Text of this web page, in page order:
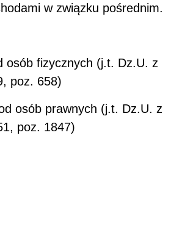
w związku pośrednim.
osób fizycznych (j.t. Dz.U. z
poz. 658)
osób prawnych (j.t. Dz.U. z
poz. 1847)